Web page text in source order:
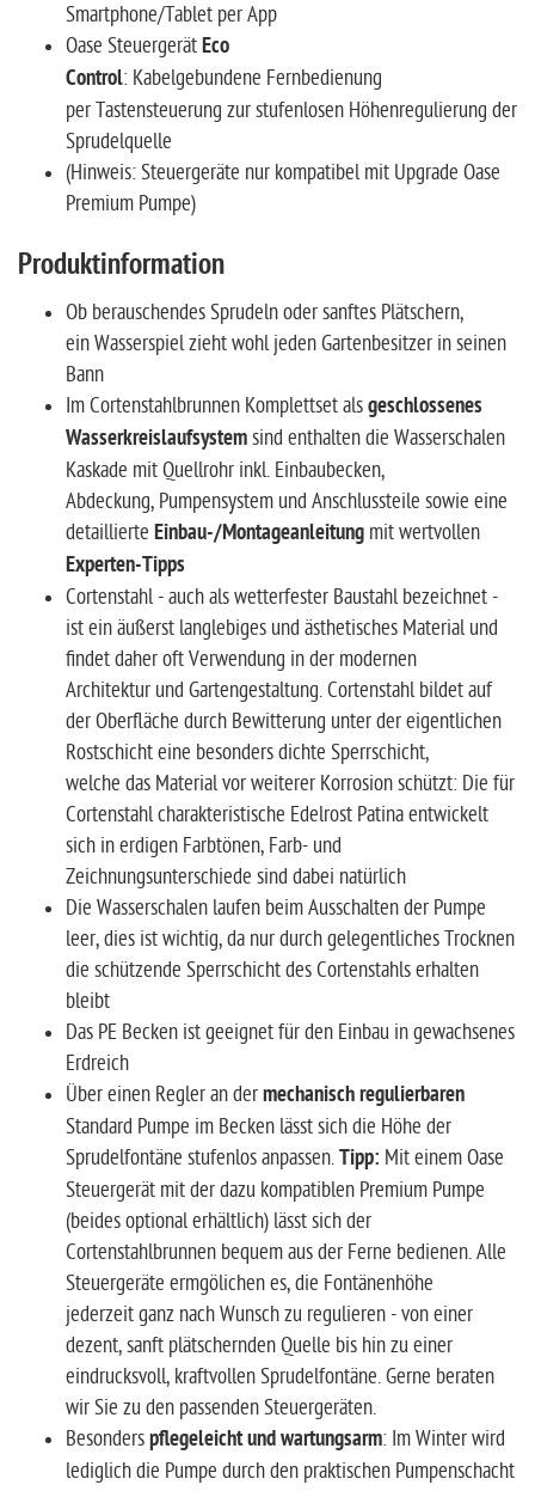
Smartphone/Tablet per App
Oase SteuergerätEco
Control: Kabelgebundene Fernbedienung
per Tastensteuerung zur stufenlosen Höhenregulierung der
Sprudelquelle
(Hinweis: Steuergeräte nur kompatibel mit Upgrade Oase
Premium Pumpe)
Produktinformation
Ob berauschendes Sprudeln oder sanftes Plätschern,
ein Wasserspiel zieht wohl jeden Gartenbesitzer in seinen
Bann
Im Cortenstahlbrunnen Komplettset alsgeschlossenes
Wasserkreislaufsystemsind enthalten die Wasserschalen
Kaskade mit Quellrohr inkl. Einbaubecken,
Abdeckung, Pumpensystem und Anschlussteile sowie eine
detaillierte Einbau-/Montageanleitung mit wertvollen
Experten-Tipps
Cortenstahl - auch als wetterfester Baustahl bezeichnet -
ist ein äußerst langlebiges und ästhetisches Material und
findet daher oft Verwendung in der modernen
Architektur und Gartengestaltung. Cortenstahl bildet auf
der Oberfläche durch Bewitterung unter der eigentlichen
Rostschicht eine besonders dichte Sperrschicht,
welche das Material vor weiterer Korrosion schützt: Die für
Cortenstahl charakteristische Edelrost Patina entwickelt
sich in erdigen Farbtönen, Farb- und
Zeichnungsunterschiede sind dabei natürlich
Die Wasserschalen laufen beim Ausschalten der Pumpe
leer, dies ist wichtig, da nur durch gelegentliches Trocknen
die schützende Sperrschicht des Cortenstahls erhalten
bleibt
Das PE Becken ist geeignet für den Einbau in gewachsenes
Erdreich
Über einen Regler an dermechanisch regulierbaren
Standard Pumpe im Becken lässt sich die Höhe der
Sprudelfontäne stufenlos anpassen.Tipp: Mit einem Oase
Steuergerät mit der dazu kompatiblen Premium Pumpe
(beides optional erhältlich) lässt sich der
Cortenstahlbrunnen bequem aus der Ferne bedienen. Alle
Steuergeräte ermgölichen es, die Fontänenhöhe
jederzeit ganz nach Wunsch zu regulieren - von einer
dezent, sanft plätschernden Quelle bis hin zu einer
eindrucksvoll, kraftvollen Sprudelfontäne. Gerne beraten
wir Sie zu den passenden Steuergeräten.
Besonderspflegeleicht und wartungsarm: Im Winter wird
lediglich die Pumpe durch den praktischen Pumpenschacht